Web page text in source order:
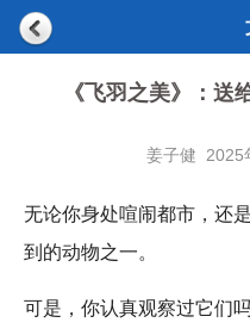
《飞羽之美》：送
姜子健 2025
无论你身处喧闹都市，还
到的动物之一。
可是，你认真观察过它们